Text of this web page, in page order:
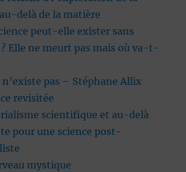
delà de la matière
peut-elle exister sans
? Elle ne meurt pas mais où va-t-
pas – Stéphane Allix
revisitée
scientifique et au-delà
pour une science post-
mystique